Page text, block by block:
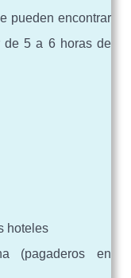
pueden encontrar
de 5 a 6 horas de
hoteles
(pagaderos en